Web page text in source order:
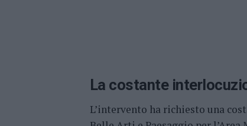
La costante
L’intervento ha richiesto una